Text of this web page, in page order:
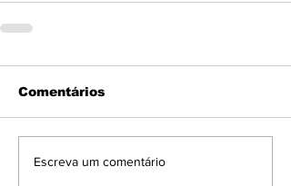
Comentários
Escreva um comentário